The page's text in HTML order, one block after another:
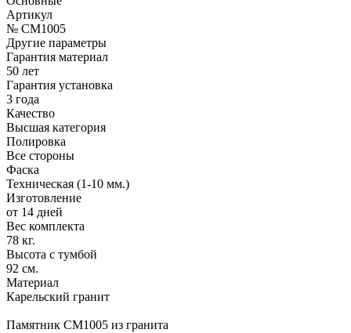
Артикул
№ CM1005
Другие параметры
Гарантия материал
50 лет
Гарантия установка
3 года
Качество
Высшая категория
Полировка
Все стороны
Фаска
Техническая (1-10 мм.)
Изготовление
от 14 дней
Вес комплекта
78 кг.
Высота с тумбой
92 см.
Материал
Карельский гранит
Памятник CM1005 из гранита